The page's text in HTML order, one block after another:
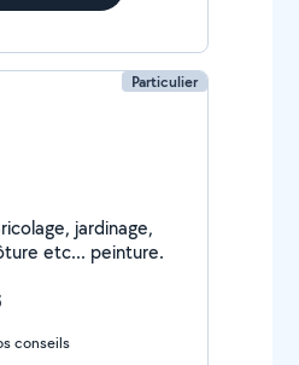
Particulier
jardinage,
etc... peinture.
conseils